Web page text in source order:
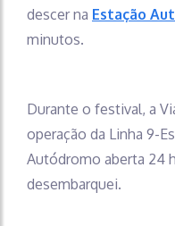
descer na Estação
minutos.
Durante o festival, a
operação da Linha 9-
Autódromo aberta 24
desembarquei.